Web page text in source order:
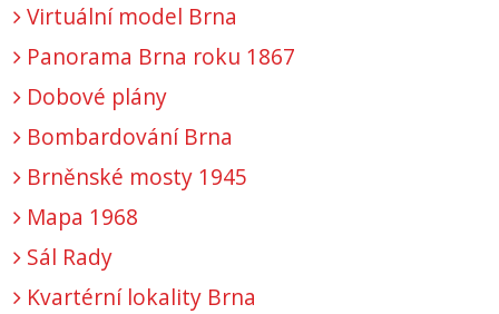
Virtuální model Brna
Panorama Brna roku 1867
Dobové plány
Bombardování Brna
Brněnské mosty 1945
Mapa 1968
Sál Rady
Kvartérní lokality Brna